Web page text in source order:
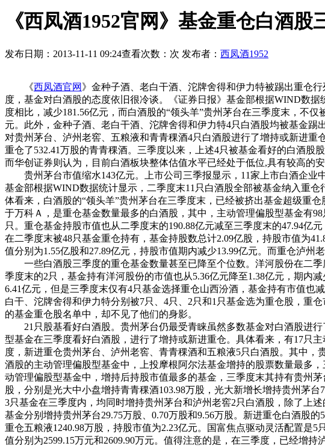
《西凤酒1952官网》基金重仓白酒
发布日期：2013-11-11 09:24查看次数： 次 发布者： 西凤酒1952
《西凤酒官网 》金种子酒、老白干酒、沱牌舍得和伊力特被踢出重仓
度，基金对白酒股的态度依旧很冷谈。《证券日报》基金部根据WIND数
度相比，减少181.56亿元，而白酒股的“领头羊”贵州茅台在三季度末，不
元。此外，金种子酒、老白干酒、沱牌舍得和伊力特4只白酒股均被基金
对贵州茅台、泸州老窖、五粮液和青青稞酒4只白酒股进行了增持或新进
重仓了532.41万股的青青稞酒。三季度以来，上述4只被基金看好的白酒股
而华创证券则认为，目前白酒板块整体估值水平已经处于低位,具有较高的安
贵州茅台市值缩水143亿元。上市公司三季报显示，11家上市白酒企业
基金部根据WIND数据统计显示，二季度末11只白酒股全部被基金纳入重
体看来，白酒股的“领头羊”贵州茅台在三季度末，已经被挤出基金超级重
于万科Ａ，是重仓基金数量最多的白酒股，其中，主动管理偏股型基金有
只。重仓基金持股市值也从二季度末的190.88亿元减至三季度末的47.94亿
在二季度末被48只基金重仓持有，基金持股数总计2.09亿股，持股市值为
值分别为1.55亿股和27.89亿元，持股市值期内减少13.99亿元。而重仓泸州
一些白酒股三季度的重仓基金数量甚至已降至个位数。洋河股份在二季
季度末的2只，基金持有洋河股份的市值也从5.36亿元降至1.38亿元，期内
6.41亿元，但是三季度末仅有4只基金选择重仓山西汾酒，基金持有市值也
白干、沱牌舍得和伊力特分别被7只、4只、2只和1只基金选为重仓股，重
的基金重仓股名单中，却不见了他们的身影。
21只股基看好白酒股。贵州茅台仍最受青睐虽然多数基金对白酒股进行
型基金在三季度看好白酒股，进行了增持或新进重仓。具体看来，有17只
度，新进重仓贵州茅台、泸州老窖、青青稞酒和五粮液5只白酒股。其中
酒股的主动管理偏股型基金中，上投摩根阿尔法基金增持的股票数量最多
动管理偏股型基金中，增持后持股市值最多的基金，三季度末其持有贵州
股，分别是光大中小盘增持青青稞酒103.98万股，光大新增长增持贵州茅
3只基金在三季度内，均同时增持贵州茅台和泸州老窖2只白酒股，除了上
基金分别增持贵州茅台29.75万股、0.70万股和9.56万股。新进重仓白酒股
重仓五粮液1240.98万股，持股市值为2.23亿元。国富焦点驱动灵活配置是
值分别为2599.15万元和2609.90万元。值得注意的是，在三季度，已经增